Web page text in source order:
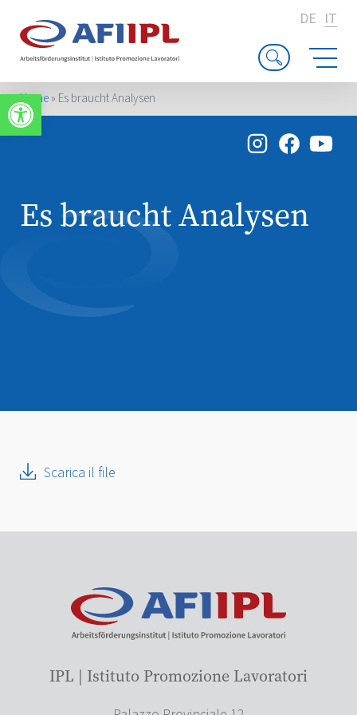
Apri la barra degli strumenti
DE IT
Home» Es braucht Analysen
Es braucht Analysen
Scarica il file
IPL | Istituto Promozione Lavoratori